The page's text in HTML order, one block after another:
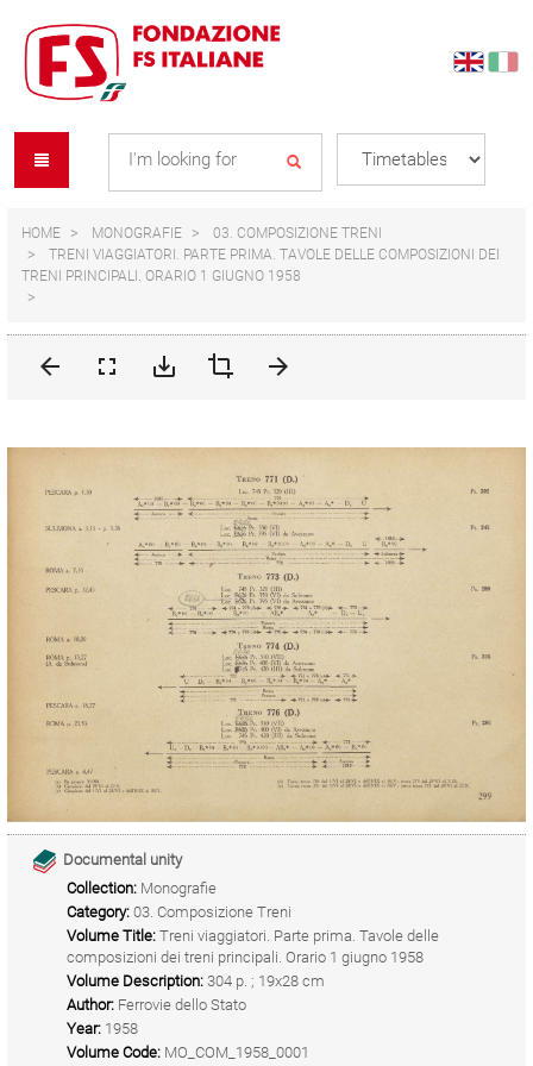
content
navigation
menu
HOME MONOGRAFIE
03. COMPOSIZIONE TRENI
TRENI VIAGGIATORI. PARTE PRIMA. TAVOLE DELLE COMPOSIZIONI DEI
TRENI PRINCIPALI. ORARIO 1 GIUGNO 1958
Documental unity
Collection: Monografie
Category: 03. Composizione Treni
Volume Title: Treni viaggiatori. Parte prima. Tavole delle
composizioni dei treni principali. Orario 1 giugno 1958
Volume Description: 304 p. ; 19x28 cm
Author: Ferrovie dello Stato
Year: 1958
Volume Code: MO_COM_1958_0001